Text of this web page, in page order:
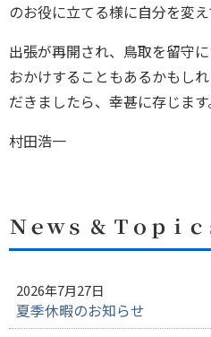
のお役に立てる様に自分を変え
出張が再開され、鳥取を留守
おかけすることもあるかもし
だきましたら、幸甚に存じます
村田浩一
Ｎｅｗｓ ＆ Ｔｏｐｉｃ
2026年7月27日
夏季休暇のお知らせ